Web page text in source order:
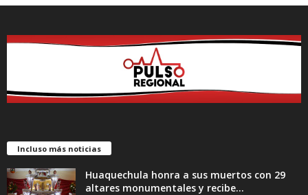
Incluso más noticias
Huaquechula honra a sus muertos con 29
altares monumentales y recibe...